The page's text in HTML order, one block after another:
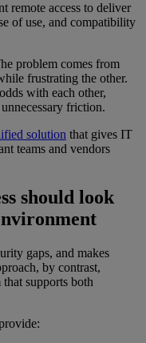
remote access to deliver
of use, and compatibility
problem comes from
frustrating the other.
with each other,
friction.
solution that gives IT
teams and vendors
should look
gaps, and makes
by contrast,
that supports both